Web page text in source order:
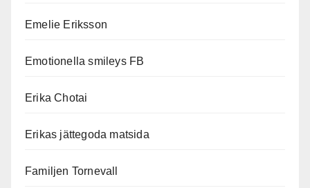
Emelie Eriksson
Emotionella smileys FB
Erika Chotai
Erikas jättegoda matsida
Familjen Tornevall